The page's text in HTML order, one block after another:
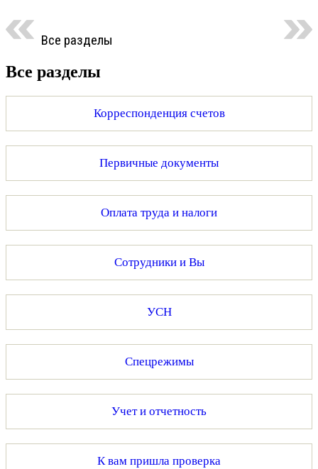
Все разделы
Все разделы
Корреспонденция счетов
Первичные документы
Оплата труда и налоги
Сотрудники и Вы
УСН
Спецрежимы
Учет и отчетность
К вам пришла проверка